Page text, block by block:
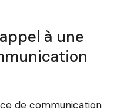
à une
de communication